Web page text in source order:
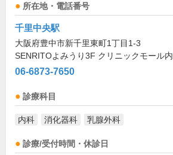
所在地・電話番号
千里中央駅
大阪府豊中市新千里東町1丁目1-3
SENRITOよみうり3F クリニックモール内
06-6873-7650
診療科目
内科 消化器科 乳腺外科
診療/受付時間・休診日